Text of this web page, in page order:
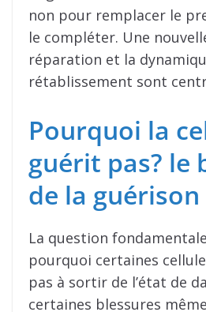
non pour remplacer le
le compléter. Une
réparation et la
rétablissement sont
Pourquoi la
guérit pas? le
de la guérison
La question
pourquoi certaines
pas à sortir de l’état de
certaines blessures